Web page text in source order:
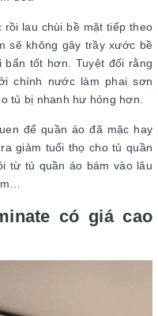
lau chùi bề mặt tiếp theo
sẽ không gây trầy xước bề
tốt hơn. Tuyệt đối rằng
chính nước làm phai sơn
tủ bị nhanh hư hỏng hơn.
để quần áo đã mặc hay
giảm tuổi thọ cho tủ quần
từ tủ quần áo bám vào lâu
có giá cao